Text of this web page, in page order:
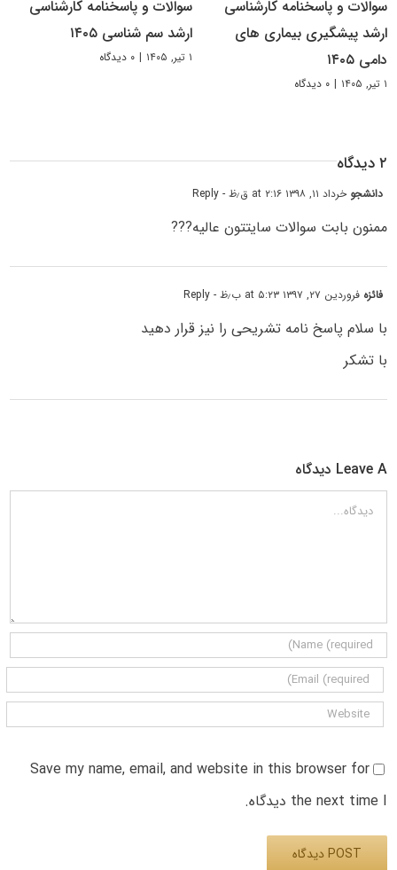
سوالات و پاسخنامه کارشناسی
ارشد پیشگیری بیماری های
دامی ۱۴۰۵
۱ تیر, ۱۴۰۵ | ۰ دیدگاه
سوالات و پاسخنامه کارشناسی
ارشد سم شناسی ۱۴۰۵
۱ تیر, ۱۴۰۵ | ۰ دیدگاه
۲ دیدگاه
دانشجو خرداد ۱۱, ۱۳۹۸ at ۲:۱۶ ق٫ظ - Reply
ممنون بابت سوالات سایتتون عالیه???
فائزه فروردین ۲۷, ۱۳۹۷ at ۵:۲۳ ب٫ظ - Reply
با سلام پاسخ نامه تشریحی را نیز قرار دهید
با تشکر
Leave A دیدگاه
دیدگاه
Save my name, email, and website in this browser for
the next time I دیدگاه.